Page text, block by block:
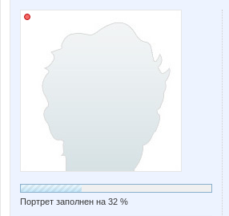
Портрет заполнен на 32 %